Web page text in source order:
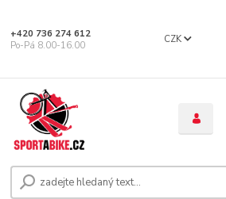
CZK
+420 736 274 612
Po-Pá 8.00-16.00